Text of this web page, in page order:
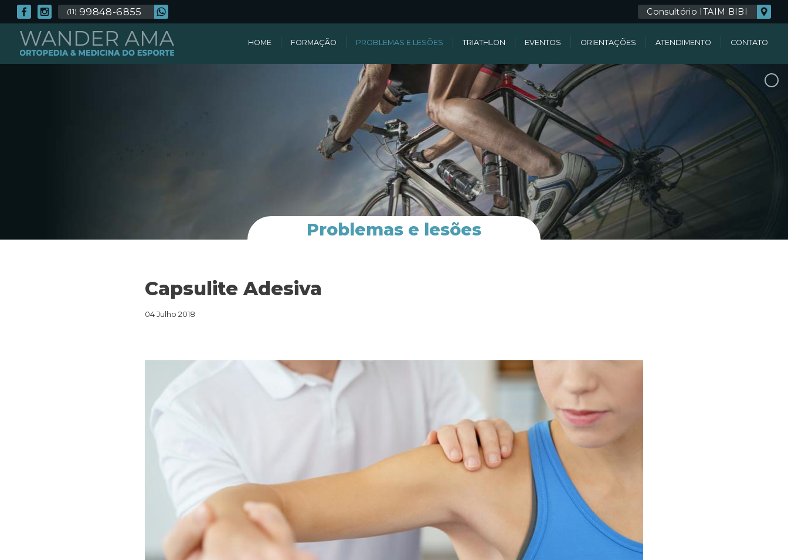
(11) 99848-6855 Consultório ITAIM BIBI
CONTATO
ATENDIMENTO
ORIENTAÇÕES
EVENTOS
TRIATHLON
PROBLEMAS E LESÕES
FORMAÇÃO
HOME
Problemas e lesões
Capsulite Adesiva
04 Julho 2018